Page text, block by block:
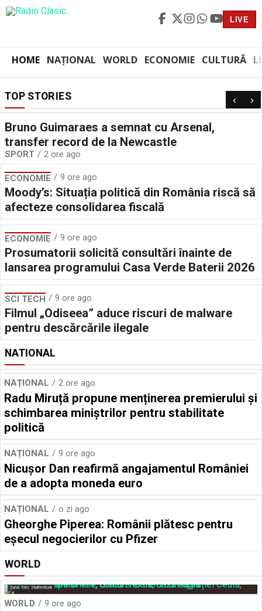
LIVE
HOME NAȚIONAL WORLD ECONOMIE CULTURĂ
‹ ›
TOP STORIES
Bruno Guimaraes a semnat cu Arsenal,
transfer record de la Newcastle
SPORT 2 ore ago
ECONOMIE 9 ore ago
Moody’s: Situația politică din România riscă să
afecteze consolidarea fiscală
ECONOMIE 9 ore ago
Prosumatorii solicită consultări înainte de
lansarea programului Casa Verde Baterii 2026
SCI TECH 9 ore ago
Filmul „Odiseea” aduce riscuri de malware
pentru descărcările ilegale
NATIONAL
NAȚIONAL 2 ore ago
Radu Miruță propune menținerea premierului și
schimbarea miniștrilor pentru stabilitate
politică
NAȚIONAL 9 ore ago
Nicușor Dan reafirmă angajamentul României
de a adopta moneda euro
NAȚIONAL o zi ago
Gheorghe Piperea: Românii plătesc pentru
eșecul negocierilor cu Pfizer
WORLD
Sursă foto: Shutterstock
WORLD 9 ore ago